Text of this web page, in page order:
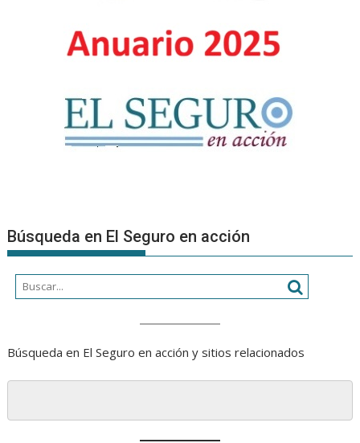
Búsqueda en El Seguro en acción
Búsqueda en El Seguro en acción y sitios relacionados